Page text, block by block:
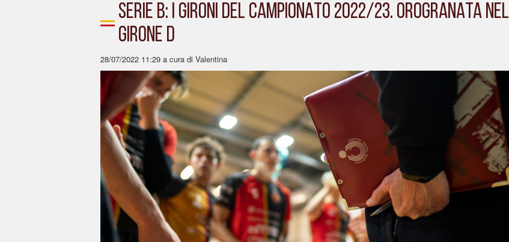
SERIE B: I GIRONI DEL CAMPIONATO 2022/23. OROGRANATA NEL
GIRONE D
28/07/2022 11:29 a cura di Valentina